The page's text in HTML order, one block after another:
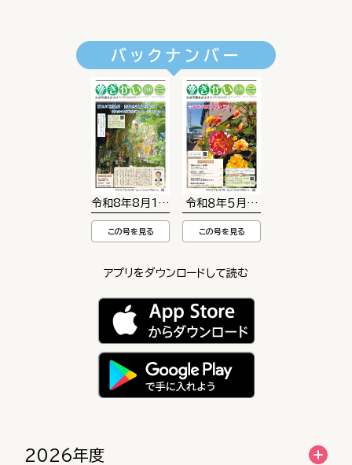
バックナンバー
令和8年8月1日号 280号
この号を見る
令和８年５月１日号 279号
この号を見る
アプリをダウンロードして読む
2026年度